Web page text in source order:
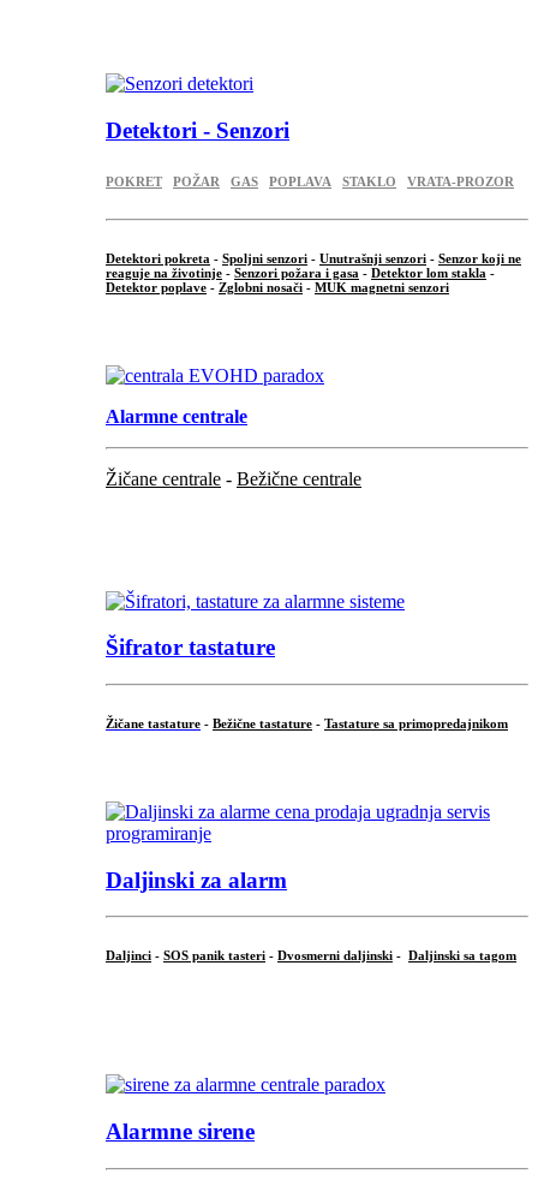
Detektori - Senzori
POKRET POŽAR GAS POPLAVA STAKLO VRATA-PROZOR
Detektori pokreta - Spoljni senzori - Unutrašnji senzori - Senzor koji ne
reaguje na životinje - Senzori požara i gasa - Detektor lom stakla -
Detektor poplave - Zglobni nosači - MUK magnetni senzori
Alarmne centrale
Žičane centrale - Bežične centrale
Šifrator tastature
Žičane tastature - Bežične tastature - Tastature sa primopredajnikom
Daljinski za alarm
Daljinci - SOS panik tasteri - Dvosmerni daljinski - Daljinski sa tagom
Alarmne sirene